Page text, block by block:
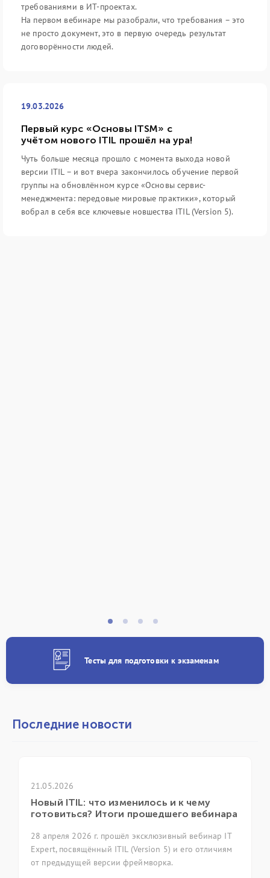
Тесты для подготовки к экзаменам
требованиями в ИТ-проектах.
На первом вебинаре мы разобрали, что требования – это
не просто документ, это в первую очередь результат
договорённости людей.
19.03.2026
Первый курс «Основы ITSM» с
учётом нового ITIL прошёл на ура!
Чуть больше месяца прошло с момента выхода новой
версии ITIL – и вот вчера закончилось обучение первой
группы на обновлённом курсе «Основы сервис-
менеджмента: передовые мировые практики», который
вобрал в себя все ключевые новшества ITIL (Version 5).
Последние новости
21.05.2026
Новый ITIL: что изменилось и к чему
готовиться? Итоги прошедшего вебинара
28 апреля 2026 г. прошёл эксклюзивный вебинар IT
Expert, посвящённый ITIL (Version 5) и его отличиям
от предыдущей версии фреймворка.